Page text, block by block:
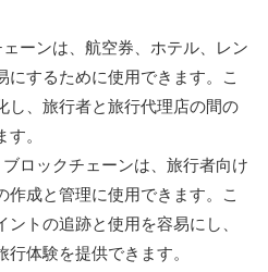
ーンは、航空券、ホテル、レン
にするために使用できます。こ
し、旅行者と旅行代理店の間の
。
ロックチェーンは、旅行者向け
成と管理に使用できます。こ
トの追跡と使用を容易にし、
体験を提供できます。